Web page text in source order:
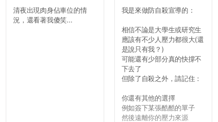
清夜出現肉身佔車位的情
況，還看著我傻笑...
我是來做防自殺宣導的：
相信不論是大學生或研究生
應該有不少人壓力都很大(還
是說只有我？)
可能還有少部分真的快撐不
下去了
但除了自殺之外，請記住：
你還有其他的選擇
例如簽下某張酷酷的單子
然後遠離你的壓力來源